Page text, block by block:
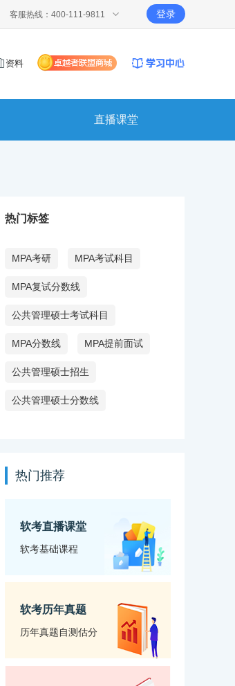
客服热线：400-111-9811 登录
资料
直播课堂
热门标签
MPA考研 MPA考试科目
MPA复试分数线
公共管理硕士考试科目
MPA分数线 MPA提前面试
公共管理硕士招生
公共管理硕士分数线
热门推荐
软考直播课堂
软考基础课程
软考历年真题
历年真题自测估分